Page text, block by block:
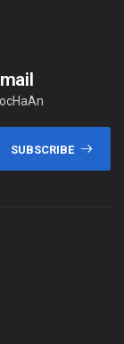
SUBSCRIBE